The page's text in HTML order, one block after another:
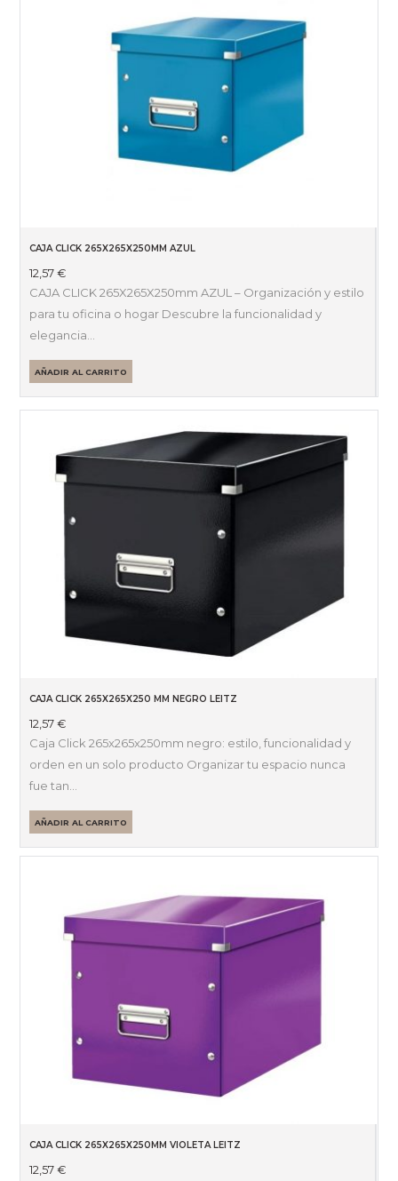
CAJA CLICK 265X265X250MM AZUL
12,57€
CAJA CLICK 265X265X250mm AZUL – Organización y estilo
para tu oficina o hogar Descubre la funcionalidad y
elegancia…
AÑADIR AL CARRITO
CAJA CLICK 265X265X250 MM NEGRO LEITZ
12,57€
Caja Click 265x265x250mm negro: estilo, funcionalidad y
orden en un solo producto Organizar tu espacio nunca
fue tan…
AÑADIR AL CARRITO
CAJA CLICK 265X265X250MM VIOLETA LEITZ
12,57€